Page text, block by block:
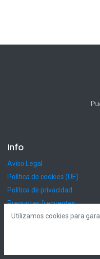
Info
Aviso Legal
Política de cookies (UE)
Política de privacidad
Preguntas frecuentes
Copyright
Utilizamos cookies para